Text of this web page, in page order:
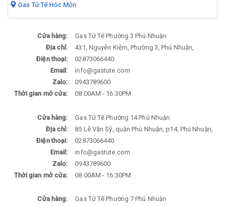
Gas Tử Tế Hóc Môn
Cửa hàng:
Gas Tử Tế Phường 3 Phú Nhuận
Địa chỉ:
431, Nguyễn Kiệm, Phường 3, Phú Nhuận,
Điện thoại:
02873066440
Email:
info@gastute.com
Zalo:
0943789600
Thời gian mở cửa:
08:00AM - 16:30PM
Cửa hàng:
Gas Tử Tế Phường 14 Phú Nhuận
Địa chỉ:
85 Lê Văn Sỹ, quận Phú Nhuận, p14, Phú Nhuận,
Điện thoại:
02873066440
Email:
info@gastute.com
Zalo:
0943789600
Thời gian mở cửa:
08:00AM - 16:30PM
Cửa hàng:
Gas Tử Tế Phường 7 Phú Nhuận